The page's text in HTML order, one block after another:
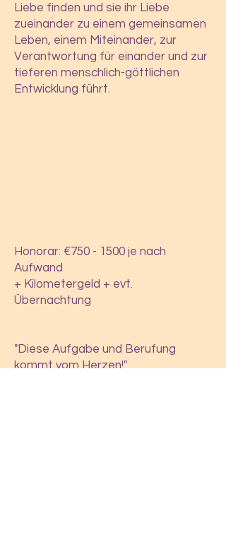
Liebe finden und sie ihr Liebe
zueinander zu einem gemeinsamen
Leben, einem Miteinander, zur
Verantwortung für einander und zur
tieferen menschlich-göttlichen
Entwicklung führt.
Honorar: €750 - 1500 je nach
Aufwand
+ Kilometergeld + evt.
Übernachtung
"Diese Aufgabe und Berufung
kommt vom Herzen!"